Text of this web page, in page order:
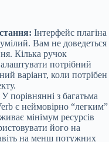
Інтерфейс плагіна
Вам не доведеться
Кілька ручок
потрібний
варіант, коли потрібен
У порівнянні з багатьма
є неймовірно “легким”
мінімум ресурсів
його на
на менш потужних